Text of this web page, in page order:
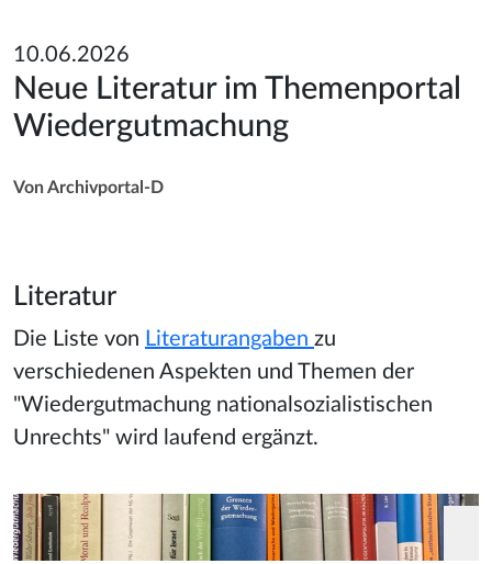
10.06.2026
Neue Literatur im Themenportal
Wiedergutmachung
Von Archivportal-D
Literatur
Die Liste von Literaturangaben zu
verschiedenen Aspekten und Themen der
"Wiedergutmachung nationalsozialistischen
Unrechts" wird laufend ergänzt.